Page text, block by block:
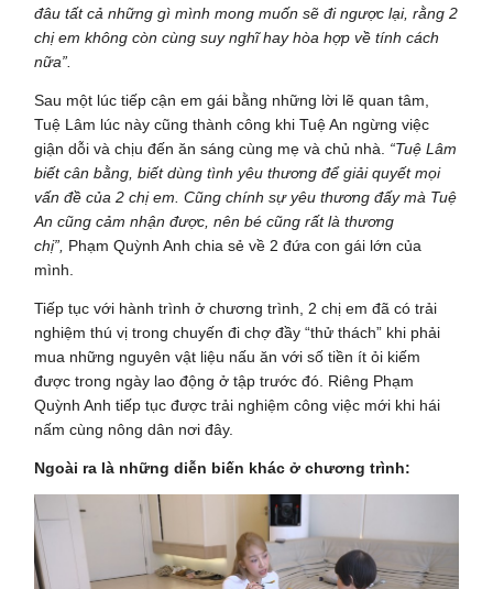
đâu tất cả những gì mình mong muốn sẽ đi ngược lại, rằng 2
chị em không còn cùng suy nghĩ hay hòa hợp về tính cách
nữa”.
Sau một lúc tiếp cận em gái bằng những lời lẽ quan tâm,
Tuệ Lâm lúc này cũng thành công khi Tuệ An ngừng việc
giận dỗi và chịu đến ăn sáng cùng mẹ và chủ nhà. “Tuệ Lâm
biết cân bằng, biết dùng tình yêu thương để giải quyết mọi
vấn đề của 2 chị em. Cũng chính sự yêu thương đấy mà Tuệ
An cũng cảm nhận được, nên bé cũng rất là thương
chị”, Phạm Quỳnh Anh chia sẻ về 2 đứa con gái lớn của
mình.
Tiếp tục với hành trình ở chương trình, 2 chị em đã có trải
nghiệm thú vị trong chuyến đi chợ đầy “thử thách” khi phải
mua những nguyên vật liệu nấu ăn với số tiền ít ỏi kiếm
được trong ngày lao động ở tập trước đó. Riêng Phạm
Quỳnh Anh tiếp tục được trải nghiệm công việc mới khi hái
nấm cùng nông dân nơi đây.
Ngoài ra là những diễn biến khác ở chương trình: